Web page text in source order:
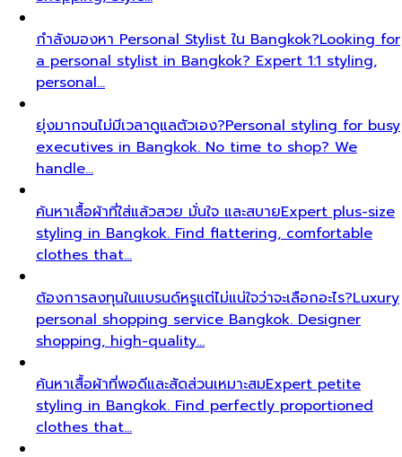
กำลังมองหา Personal Stylist ใน Bangkok?Looking for
a personal stylist in Bangkok? Expert 1:1 styling,
personal…
ยุ่งมากจนไม่มีเวลาดูแลตัวเอง?Personal styling for busy
executives in Bangkok. No time to shop? We
handle…
ค้นหาเสื้อผ้าที่ใส่แล้วสวย มั่นใจ และสบายExpert plus-size
styling in Bangkok. Find flattering, comfortable
clothes that…
ต้องการลงทุนในแบรนด์หรูแต่ไม่แน่ใจว่าจะเลือกอะไร?Luxury
personal shopping service Bangkok. Designer
shopping, high-quality…
ค้นหาเสื้อผ้าที่พอดีและสัดส่วนเหมาะสมExpert petite
styling in Bangkok. Find perfectly proportioned
clothes that…